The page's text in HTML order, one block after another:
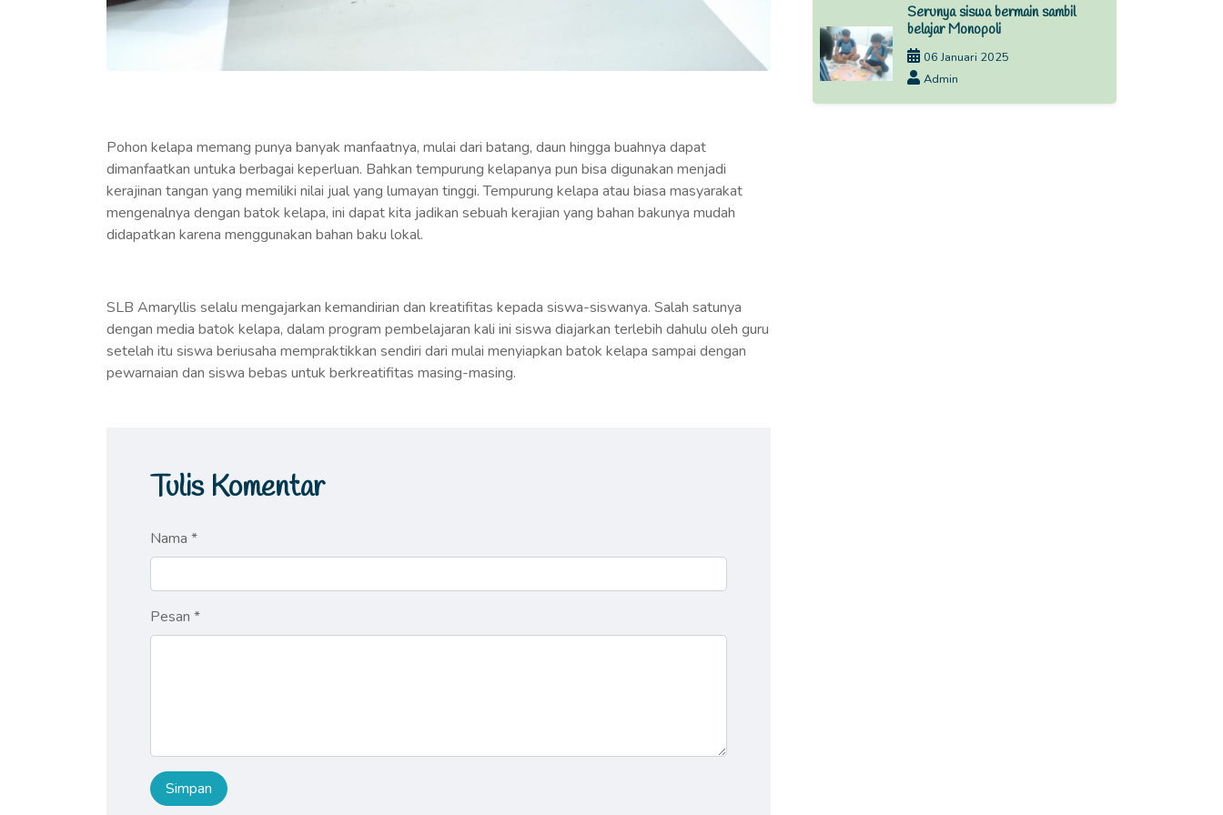
Pohon kelapa memang punya banyak manfaatnya, mulai dari batang, daun hingga buahnya dapat
dimanfaatkan untuka berbagai keperluan. Bahkan tempurung kelapanya pun bisa digunakan menjadi
kerajinan tangan yang memiliki nilai jual yang lumayan tinggi. Tempurung kelapa atau biasa masyarakat
mengenalnya dengan batok kelapa, ini dapat kita jadikan sebuah kerajian yang bahan bakunya mudah
didapatkan karena menggunakan bahan baku lokal.
SLB Amaryllis selalu mengajarkan kemandirian dan kreatifitas kepada siswa-siswanya. Salah satunya
dengan media batok kelapa, dalam program pembelajaran kali ini siswa diajarkan terlebih dahulu oleh guru
setelah itu siswa beriusaha mempraktikkan sendiri dari mulai menyiapkan batok kelapa sampai dengan
pewarnaian dan siswa bebas untuk berkreatifitas masing-masing.
Tulis Komentar
Nama *
Pesan *
Serunya siswa bermain sambil
belajar Monopoli
06 Januari 2025
Admin